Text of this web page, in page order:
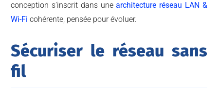
conception s’inscrit dans unearchitecture réseau LAN &
Wi-Fi cohérente, pensée pour évoluer.
Sécuriser le réseau sans
fil